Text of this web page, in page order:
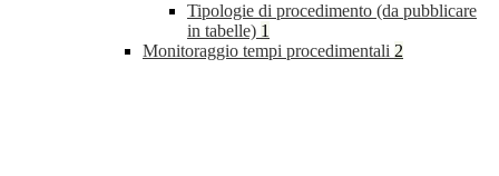
Tipologie di procedimento (da pubblicare
in tabelle) 1
Monitoraggio tempi procedimentali 2